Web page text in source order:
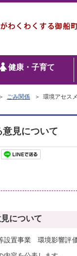
健康・子育て
ごみ関係 ＞ 環境アセス
見について
について
設置事業 環境影響